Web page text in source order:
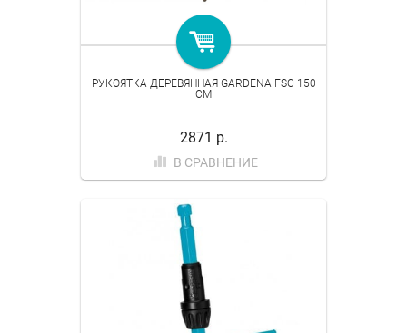
РУКОЯТКА ДЕРЕВЯННАЯ GARDENA FSC 150
СМ
2871 р.
В СРАВНЕНИЕ